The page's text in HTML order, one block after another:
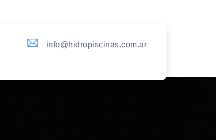
info@hidropiscinas.com.ar